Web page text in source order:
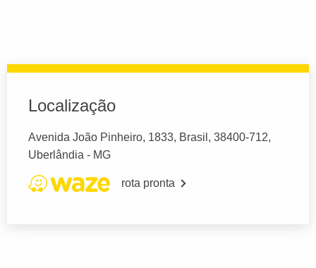
Localização
Avenida João Pinheiro, 1833, Brasil, 38400-712,
Uberlândia - MG
rota pronta